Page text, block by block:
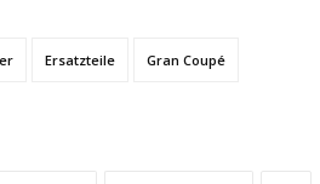
Ersatzteile Gran Coupé